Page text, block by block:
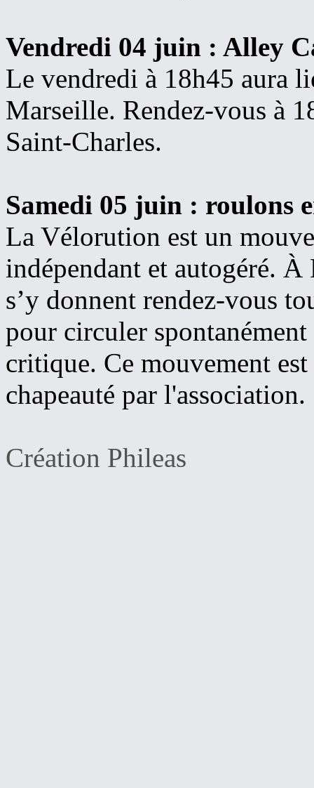
Vendredi 04 juin : Alley
Le vendredi à 18h45 aura
Marseille. Rendez-vous à
Saint-Charles.
Samedi 05 juin : roulons
La Vélorution est un
indépendant et autogéré.
s’y donnent rendez-vous
pour circuler
critique. Ce mouvement
chapeauté par l'association.
Création Phileas